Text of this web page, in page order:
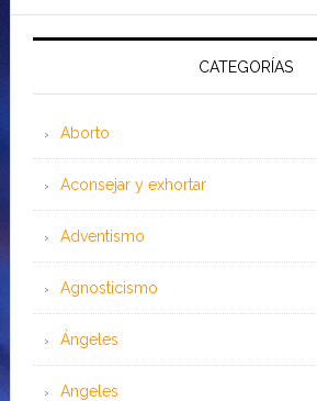
CATEGORÍAS
Aborto
Aconsejar y exhortar
Adventismo
Agnosticismo
Ángeles
Angeles